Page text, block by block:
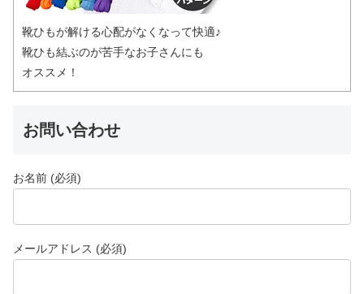
靴ひもが解ける心配がなくなって快適♪
靴ひも結ぶのが苦手なお子さんにも
オススメ！
お問い合わせ
お名前 (必須)
メールアドレス (必須)